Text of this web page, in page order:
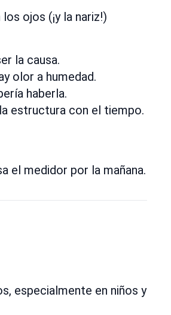
ojos (¡y la nariz!)
la causa.
olor a humedad.
haberla.
estructura con el tiempo.
el medidor por la mañana.
especialmente en niños y